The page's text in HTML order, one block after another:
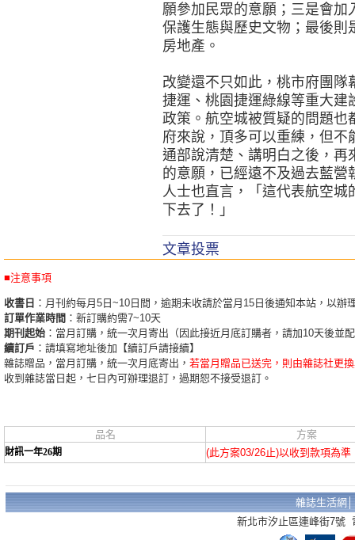
願參加民眾的意願；三是會加
保護生態與歷史文物；最後則
房地產。
改變還不只如此，桃市府團
捷運、桃園捷運綠線等重大建
政策。航空城被質疑的問題也
府來說，頂多可以重練，但
通部說清楚、講明白之後，再
的意願，已經遠不及過去藍
人士也直言，「這代表航空
下去了！」
文章投票
■注意事項
收書日 ：月刊約每月5日~10日間，逾期未收請於當月15日後通知本站，以辦
訂單作業時間 ：新訂購約需7~10天
期刊起始 ：當月訂購，統一次月寄出（因此接近月底訂購者，請加10天後並
續訂戶 ：請填寫地址後加【續訂戶請接續】
雜誌贈品，當月訂購，統一次月底寄出， 若當月贈品已送完，則由雜誌社更
收到雜誌當日起，七日內可辦理退訂，過期恕不接受退訂。
品名 方案
財訊一年26期 (此方案03/26止)以收到款項為準
雜誌生活網
新北市汐止區連峰街7號